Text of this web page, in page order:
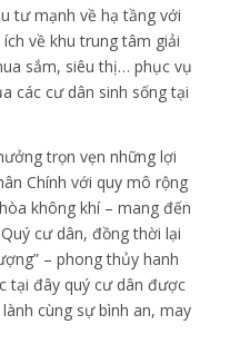
tư mạnh về hạ tầng với
về khu trung tâm giải
sắm, siêu thị… phục vụ
các cư dân sinh sống tại
trọn vẹn những lợi
Chính với quy mô rộng
không khí – mang đến
cư dân, đồng thời lại
– phong thủy hanh
tại đây quý cư dân được
cùng sự bình an, may